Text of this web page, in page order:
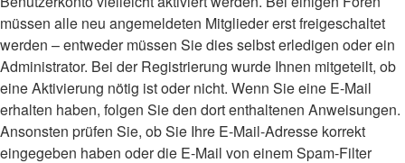
müssen alle neu angemeldeten Mitglieder erst freigeschaltet
werden – entweder müssen Sie dies selbst erledigen oder ein
Administrator. Bei der Registrierung wurde Ihnen mitgeteilt, ob
eine Aktivierung nötig ist oder nicht. Wenn Sie eine E-Mail
erhalten haben, folgen Sie den dort enthaltenen Anweisungen.
Ansonsten prüfen Sie, ob Sie Ihre E-Mail-Adresse korrekt
eingegeben haben oder die E-Mail von einem Spam-Filter